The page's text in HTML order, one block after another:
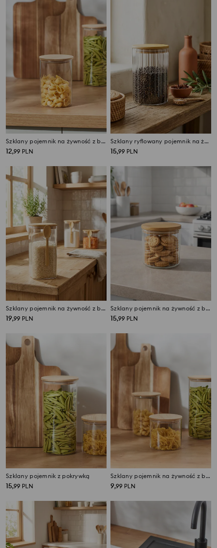
Szklany pojemnik na żywność z bambusową pokrywką
12,99 PLN
Szklany ryflowany pojemnik na żywność
15,99 PLN
Szklany pojemnik na żywność z bambusową pokrywką i łyżeczką
19,99 PLN
Szklany pojemnik na żywność z bambusową pokrywką
15,99 PLN
Szklany pojemnik z pokrywką
15,99 PLN
Szklany pojemnik na żywność z bambusową pokrywką
9,99 PLN